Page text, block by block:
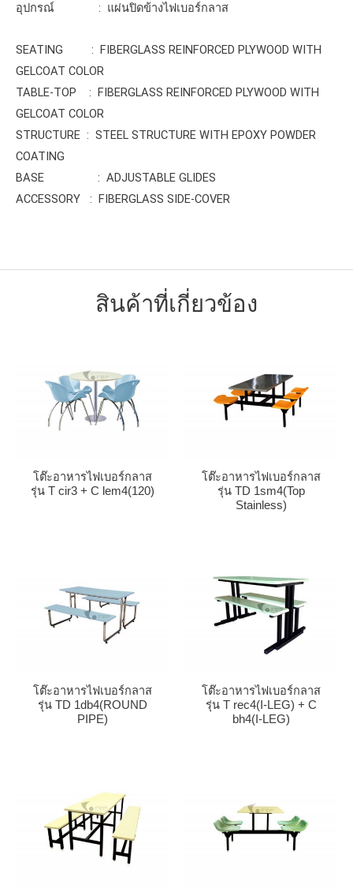
อุปกรณ์ : แผ่นปิดข้างไฟเบอร์กลาส
SEATING : FIBERGLASS REINFORCED PLYWOOD WITH
GELCOAT COLOR
TABLE-TOP : FIBERGLASS REINFORCED PLYWOOD WITH
GELCOAT COLOR
STRUCTURE : STEEL STRUCTURE WITH EPOXY POWDER
COATING
BASE : ADJUSTABLE GLIDES
ACCESSORY : FIBERGLASS SIDE-COVER
สินค้าที่เกี่ยวข้อง
โต๊ะอาหารไฟเบอร์กลาส
รุ่น T cir3 + C lem4(120)
โต๊ะอาหารไฟเบอร์กลาส
รุ่น TD 1sm4(Top
Stainless)
โต๊ะอาหารไฟเบอร์กลาส
รุ่น TD 1db4(ROUND
PIPE)
โต๊ะอาหารไฟเบอร์กลาส
รุ่น T rec4(I-LEG) + C
bh4(I-LEG)